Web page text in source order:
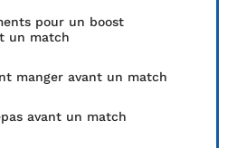
pour un boost
un match
manger avant un match
avant un match